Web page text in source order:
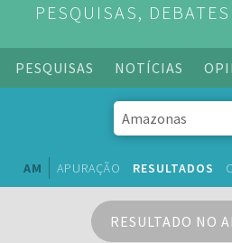
PESQUISAS,
PESQUISAS NOTÍCIAS
AM APURAÇÃO RESULTADOS
RESULTADO NO